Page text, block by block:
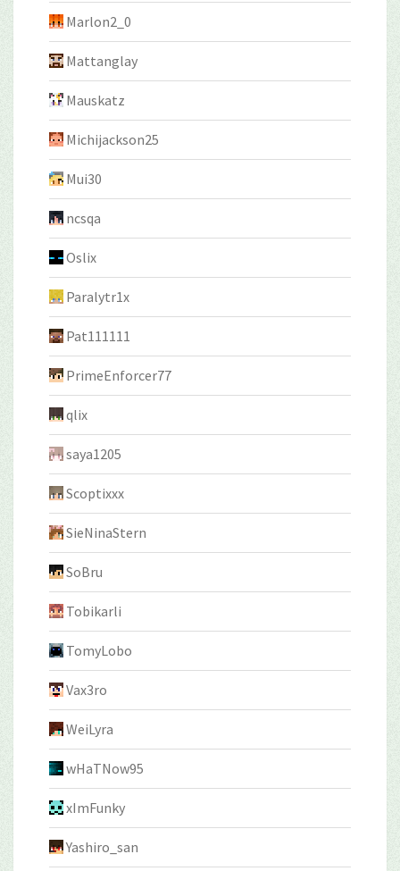
Marlon2_0
Mattanglay
Mauskatz
Michijackson25
Mui30
ncsqa
Oslix
Paralytr1x
Pat111111
PrimeEnforcer77
qlix
saya1205
Scoptixxx
SieNinaStern
SoBru
Tobikarli
TomyLobo
Vax3ro
WeiLyra
wHaTNow95
xImFunky
Yashiro_san